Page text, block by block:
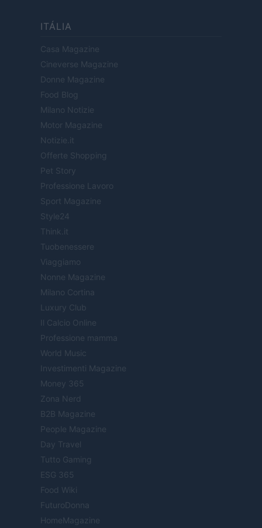
ITÁLIA
Casa Magazine
Cineverse Magazine
Donne Magazine
Food Blog
Milano Notizie
Motor Magazine
Notizie.it
Offerte Shopping
Pet Story
Professione Lavoro
Sport Magazine
Style24
Think.it
Tuobenessere
Viaggiamo
Nonne Magazine
Milano Cortina
Luxury Club
Il Calcio Online
Professione mamma
World Music
Investimenti Magazine
Money 365
Zona Nerd
B2B Magazine
People Magazine
Day Travel
Tutto Gaming
ESG 365
Food Wiki
FuturoDonna
HomeMagazine